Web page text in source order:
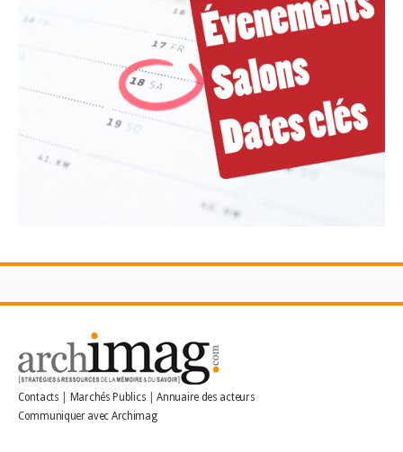
Contacts Marchés Publics |Annuaire des acteurs
Communiquer avec Archimag